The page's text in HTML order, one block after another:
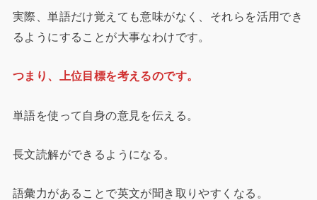
実際、単語だけ覚えても意味がなく、それらを活用でき
るようにすることが大事なわけです。
つまり、上位目標を考えるのです。
単語を使って自身の意見を伝える。
長文読解ができるようになる。
語彙力があることで英文が聞き取りやすくなる。